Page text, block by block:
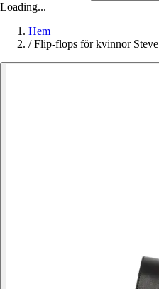
Loading...
Hem
/ Flip-flops för kvinnor